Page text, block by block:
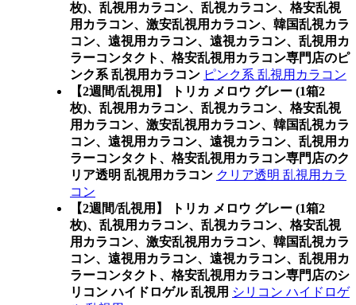
枚)、乱視用カラコン、乱視カラコン、格安乱視
用カラコン、激安乱視用カラコン、韓国乱視カラ
コン、遠視用カラコン、遠視カラコン、乱視用カ
ラーコンタクト、格安乱視用カラコン専門店のピ
ンク系 乱視用カラコン ピンク系 乱視用カラコン
【2週間/乱視用】 トリカ メロウ グレー (1箱2
枚)、乱視用カラコン、乱視カラコン、格安乱視
用カラコン、激安乱視用カラコン、韓国乱視カラ
コン、遠視用カラコン、遠視カラコン、乱視用カ
ラーコンタクト、格安乱視用カラコン専門店のク
リア透明 乱視用カラコン クリア透明 乱視用カラ
コン
【2週間/乱視用】 トリカ メロウ グレー (1箱2
枚)、乱視用カラコン、乱視カラコン、格安乱視
用カラコン、激安乱視用カラコン、韓国乱視カラ
コン、遠視用カラコン、遠視カラコン、乱視用カ
ラーコンタクト、格安乱視用カラコン専門店のシ
リコン ハイドロゲル 乱視用 シリコン ハイドロゲ